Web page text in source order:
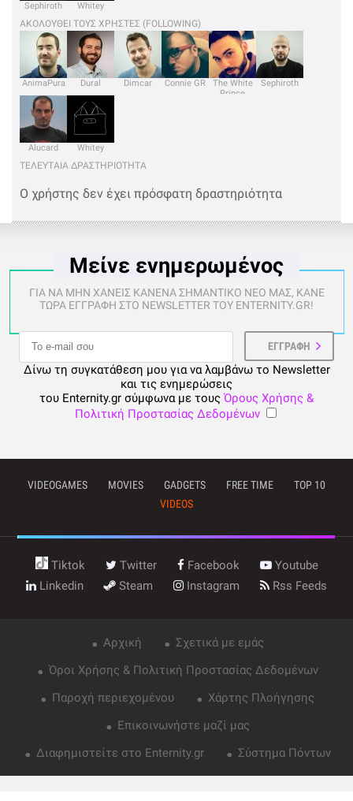
Sephiroth Whitey
ΑΚΟΛΟΥΘΕΙ ΤΟΥΣ ΧΡΗΣΤΕΣ (FOLLOWING)
AnimaPura Dural Dimcar Connie GR
The White
Prince
Sephiroth
Alucard Whitey
ΤΕΛΕΥΤΑΙΑ ΔΡΑΣΤΗΡΙΟΤΗΤΑ
Ο χρήστης δεν έχει πρόσφατη δραστηριότητα
Μείνε ενημερωμένος
ΓΙΑ ΝΑ ΜΗΝ ΧΑΝΕΙΣ ΚΑΝΕΝΑ ΣΗΜΑΝΤΙΚΟ ΝΕΟ ΜΑΣ, ΚΑΝΕ
ΤΩΡΑ ΕΓΓΡΑΦΗ ΣΤΟ NEWSLETTER ΤΟΥ ENTERNITY.GR!
Δίνω τη συγκατάθεση μου για να λαμβάνω το Newsletter
και τις ενημερώσεις
του Enternity.gr σύμφωνα με τους Όρους Χρήσης &
Πολιτική Προστασίας Δεδομένων
VIDEOGAMES MOVIES GADGETS FREE TIME
TOP 10
VIDEOS
Tiktok Twitter Facebook
Youtube
Linkedin
Steam Instagram Rss Feeds
Αρχική
Σχετικά με εμάς
Όροι Χρήσης & Πολιτική Προστασίας Δεδομένων
Παροχή περιεχομένου
Χάρτης Πλοήγησης
Επικοινωνήστε μαζί μας
Διαφημιστείτε στο Enternity.gr
Σύστημα Πόντων